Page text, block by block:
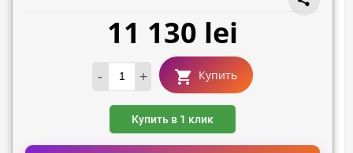
11 130 lei
- + Купить
Купить в 1 клик